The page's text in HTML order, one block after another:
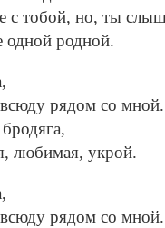
с тобой, но, ты
одной родной.
всюду рядом со мной.
любимая, укрой.
всюду рядом со мной.